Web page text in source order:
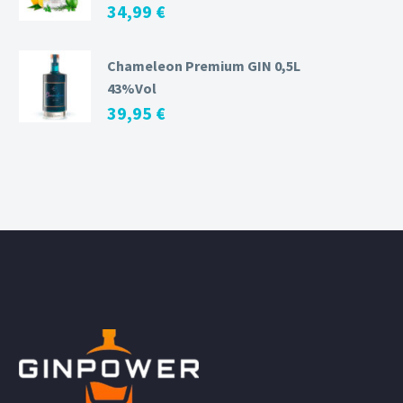
34,99 €
Chameleon Premium GIN 0,5L
43%Vol
39,95 €